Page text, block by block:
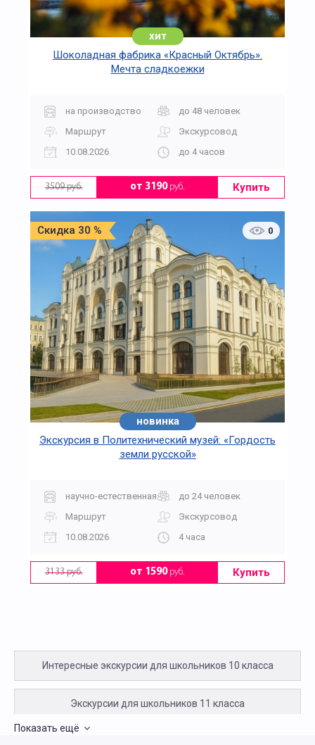
хит
Шоколадная фабрика «Красный Октябрь».
Мечта сладкоежки
на производство
до 48 человек
Маршрут
Экскурсовод
10.08.2026
до 4 часов
3509 руб. от 3190руб. Купить
Скидка 30 % 0
новинка
Экскурсия в Политехнический музей: «Гордость
земли русской»
научно-естественная
до 24 человек
Маршрут
Экскурсовод
10.08.2026
4 часа
3133 руб. от 1590руб. Купить
Интересные экскурсии для школьников 10 класса
Экскурсии для школьников 11 класса
Показать ещё